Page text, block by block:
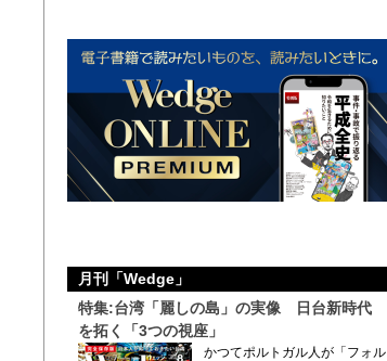
月刊「Wedge」
特集:台湾「麗しの島」の実像 日台新時代
を拓く「3つの視座」
かつてポルトガル人が「フォル